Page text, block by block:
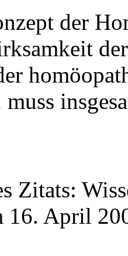
der
Zitats:
16. April